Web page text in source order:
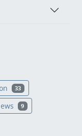
33
9